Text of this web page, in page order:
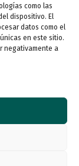
como las
dispositivo. El
datos como el
en este sitio.
negativamente a